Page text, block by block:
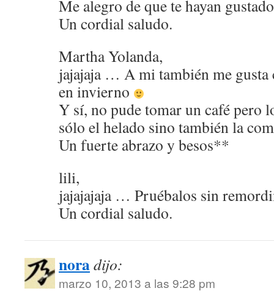
Me alegro de que te hayan
Un cordial saludo.
Martha Yolanda,
jajajaja … A mi también me gusta
en invierno
Y sí, no pude tomar un café pero
sólo el helado sino también la
Un fuerte abrazo y besos**
lili,
jajajajaja … Pruébalos sin
Un cordial saludo.
noradijo:
marzo 10, 2013 a las 9:28 pm